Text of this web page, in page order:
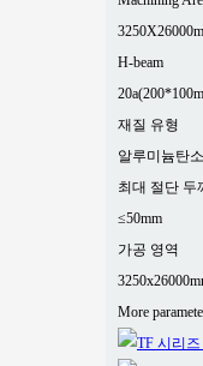
H-beam
재질 유형
알루미늄탄
최대 절단 두
≤50mm
가공 영역
More